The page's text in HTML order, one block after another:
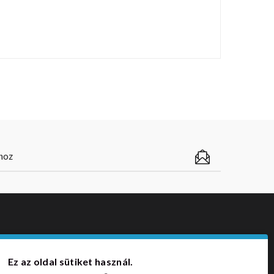
Ez az oldal sütiket használ.